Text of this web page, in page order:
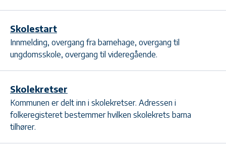
Skolestart
Innmelding, overgang fra barnehage, overgang til
ungdomsskole, overgang til videregående.
Skolekretser
Kommunen er delt inn i skolekretser. Adressen i
folkeregisteret bestemmer hvilken skolekrets barna
tilhører.